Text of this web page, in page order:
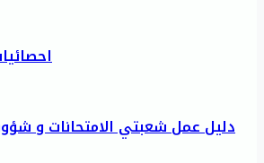
دليل عمل شعبتي الامتحانات و